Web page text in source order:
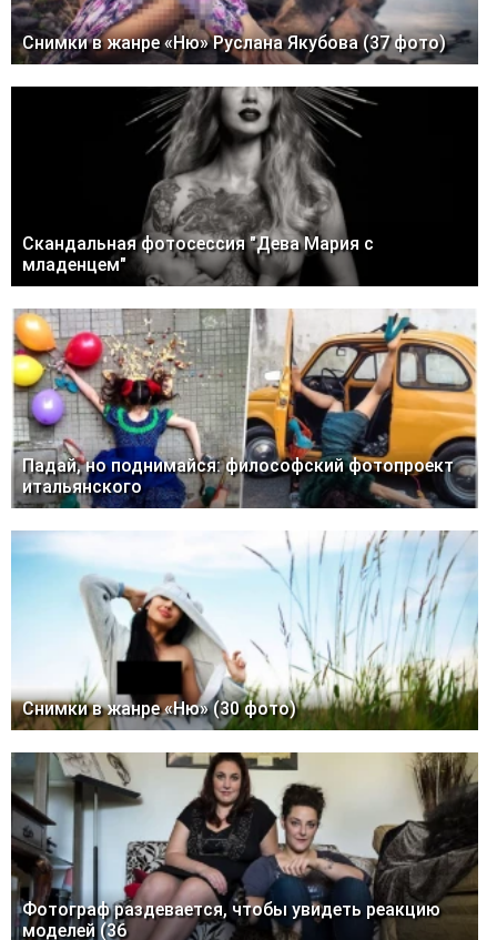
Снимки в жанре «Ню» Руслана Якубова (37 фото)
Скандальная фотосессия "Дева Мария с
младенцем"
Падай, но поднимайся: философский фотопроект
итальянского
Снимки в жанре «Ню» (30 фото)
Фотограф раздевается, чтобы увидеть реакцию
моделей (36